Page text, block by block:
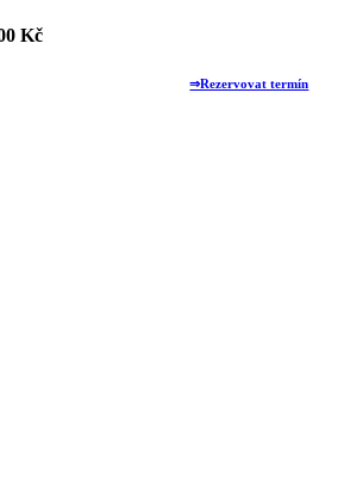
Kč
⇒Rezervovat termín